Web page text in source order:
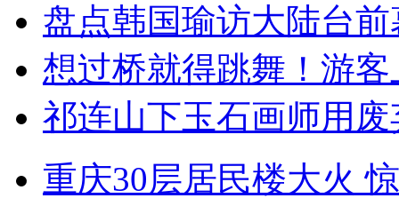
盘点韩国瑜访大陆台
想过桥就得跳舞！游客
祁连山下玉石画师用
重庆30层居民楼大火